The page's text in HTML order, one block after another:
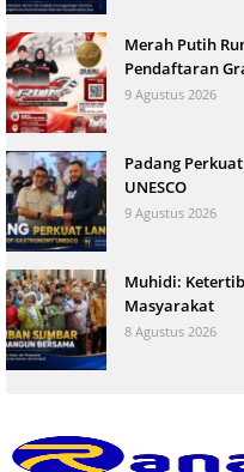
Merah Putih
Pendaftaran
9 Agustus 2026
Padang
UNESCO
9 Agustus 2026
Muhidi:
Masyarakat
8 Agustus 2026